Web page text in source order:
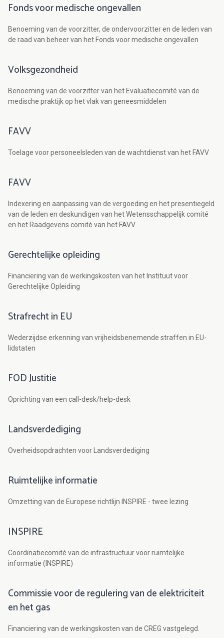
Fonds voor medische ongevallen
Benoeming van de voorzitter, de ondervoorzitter en de leden van
de raad van beheer van het Fonds voor medische ongevallen
Volksgezondheid
Benoeming van de voorzitter van het Evaluatiecomité van de
medische praktijk op het vlak van geneesmiddelen
FAVV
Toelage voor personeelsleden van de wachtdienst van het FAVV
FAVV
Indexering en aanpassing van de vergoeding en het presentiegeld
van de leden en deskundigen van het Wetensschappelijk comité
en het Raadgevens comité van het FAVV
Gerechtelijke opleiding
Financiering van de werkingskosten van het Instituut voor
Gerechtelijke Opleiding
Strafrecht in EU
Wederzijdse erkenning van vrijheidsbenemende straffen in EU-
lidstaten
FOD Justitie
Oprichting van een call-desk/help-desk
Landsverdediging
Overheidsopdrachten voor Landsverdediging
Ruimtelijke informatie
Omzetting van de Europese richtlijn INSPIRE - twee lezing
INSPIRE
Coördinatiecomité van de infrastructuur voor ruimtelijke
informatie (INSPIRE)
Commissie voor de regulering van de elektriciteit
en het gas
Financiering van de werkingskosten van de CREG vastgelegd.